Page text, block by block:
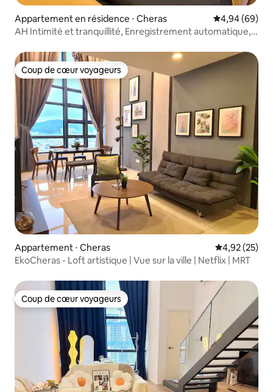
Appartement en résidence ⋅ Cheras Évaluation
4,94 (69)
AH Intimité et tranquillité, Enregistrement automatique,
de parking
Coup de cœur voyageurs
Coup de cœur voyageurs
Appartement ⋅ Cheras Évaluation
4,92 (25)
EkoCheras - Loft artistique | Vue sur la ville | Netflix | MRT
Coup de cœur voyageurs
Coup de cœur voyageurs